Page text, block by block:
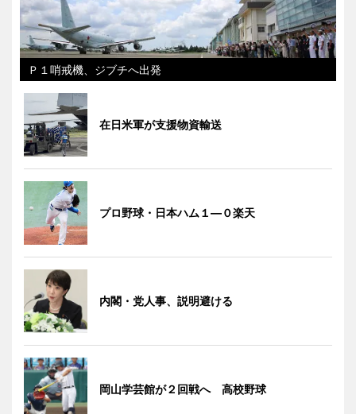
Ｐ１哨戒機、ジブチへ出発
在日米軍が支援物資輸送
プロ野球・日本ハム１―０楽天
内閣・党人事、説明避ける
岡山学芸館が２回戦へ 高校野球